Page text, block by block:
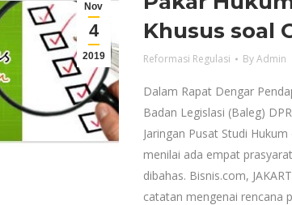
Nov
4
2019
Khusus soal
Reformasi Regulasi ByAdmin
Dalam Rapat Dengar
Badan Legislasi (Baleg)
Jaringan Pusat Studi
menilai ada empat
dibahas. Bisnis.com,
catatan mengenai rencana